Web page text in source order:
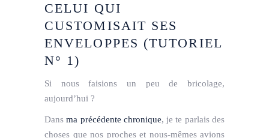
CELUI QUI
CUSTOMISAIT SES
ENVELOPPES (TUTORIEL
N° 1)
Si nous faisions un peu de bricolage,
aujourd’hui ?
Dansma précédente chronique, je te parlais des
choses que nos procheset nous-mêmesavions